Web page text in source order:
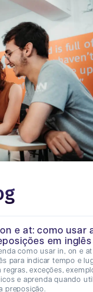
on e at: como usar
em inglês
como usar in, on e
para indicar tempo e
regras, exceções,
e aprenda quando
preposição.